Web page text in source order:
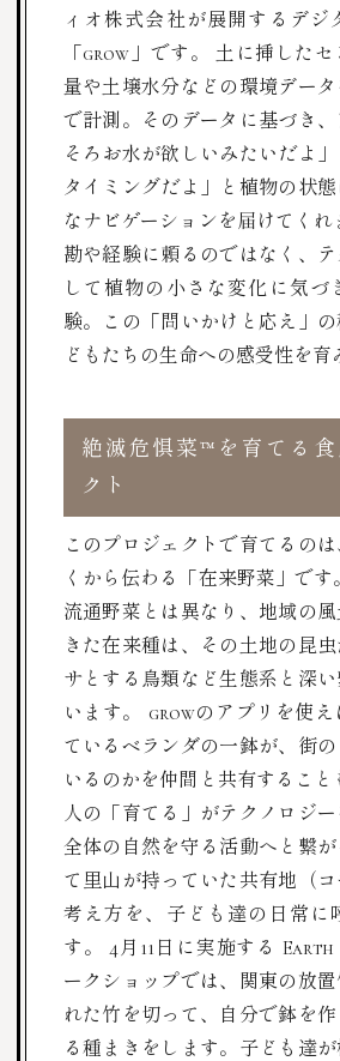
ィオ株式会社が展開する デジ
「grow」 です。 土に挿した
量や土壌水分などの環境デー
で計測。そのデータに基づき
そろお水が欲しいみたいだよ
タイミングだよ」と植物の状
なナビゲーションを届けてくれ
勘や経験に頼るのではなく、
して植物の小さな変化に気づ
験。この「問いかけと応え」
どもたちの生命への感受性を育
絶滅危惧菜™を育てる食
クト
このプロジェクトで育てるの
くから伝わる「在来野菜」で
流通野菜とは異なり、地域の
きた在来種は、その土地の昆
サとする鳥類など生態系と深
います。 growのアプリを使え
ているベランダの一鉢が、街
いるのかを仲間と共有すること
人の「育てる」がテクノロジ
全体の自然を守る活動へと繋
て里山が持っていた共有地（
考え方を、子ども達の日常に
す。
4月11日に実施する Earth
ークショップでは、 関東の放
れた竹を切って、自分で鉢を
る種まきをします。 子ども達